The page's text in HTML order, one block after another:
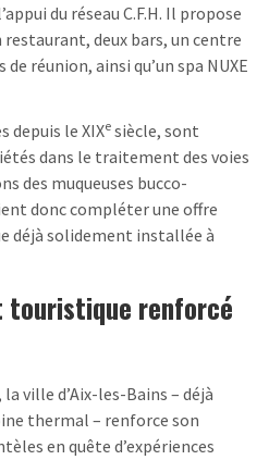
du réseau C.F.H. Il propose
deux bars, un centre
réunion, ainsi qu’un spa NUXE
depuis le XIXe siècle, sont
dans le traitement des voies
des muqueuses bucco-
donc compléter une offre
déjà solidement installée à
touristique renforcé
ville d’Aix-les-Bains – déjà
thermal – renforce son
en quête d’expériences